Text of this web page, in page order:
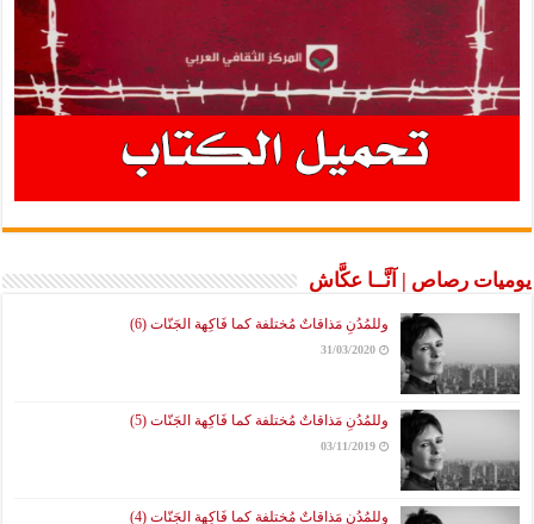
رصاص | آنَّــا عكَّاش
وللمُدُنِ مَذاقاتٌ مُختلفة كما فَاكِهة الجَنّات (6)
31/03/2020
وللمُدُنِ مَذاقاتٌ مُختلفة كما فَاكِهة الجَنّات (5)
03/11/2019
وللمُدُنِ مَذاقاتٌ مُختلفة كما فَاكِهة الجَنّات (4)